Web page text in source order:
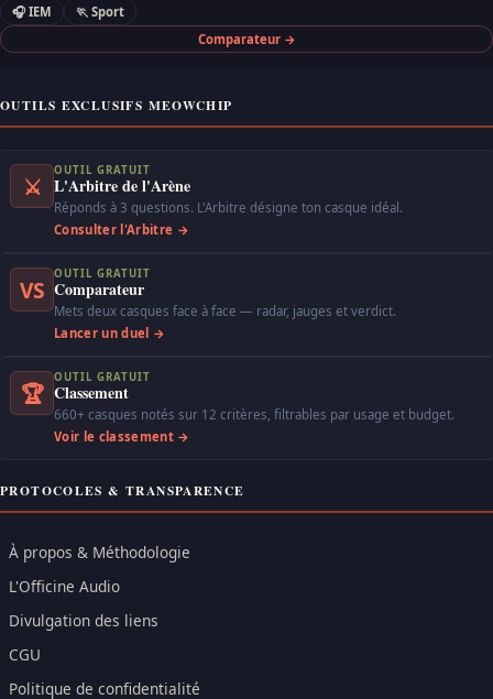
🎧 IEM
🏃 Sport
Comparateur →
OUTILS EXCLUSIFS MEOWCHIP
⚔
OUTIL GRATUIT
L'Arbitre de l'Arène
Réponds à 3 questions. L'Arbitre désigne ton casque idéal.
Consulter l'Arbitre →
VS
OUTIL GRATUIT
Comparateur
Mets deux casques face à face — radar, jauges et verdict.
Lancer un duel →
🏆
OUTIL GRATUIT
Classement
660+ casques notés sur 12 critères, filtrables par usage et budget.
Voir le classement →
PROTOCOLES & TRANSPARENCE
À propos & Méthodologie
L'Officine Audio
Divulgation des liens
CGU
Politique de confidentialité